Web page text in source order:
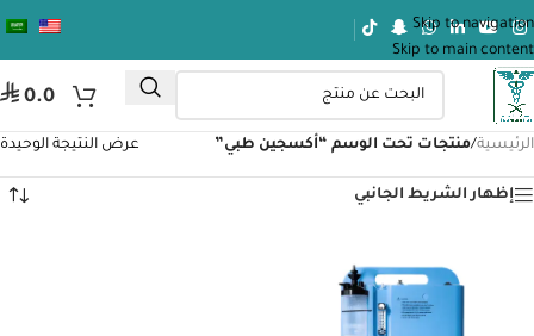
Skip to navigation
Skip to main content
⃁ 0.0
الرئيسية/منتجات تحت الوسم “أكسجين طبي” عرض النتيجة الوحيدة
إظهار الشريط الجانبي